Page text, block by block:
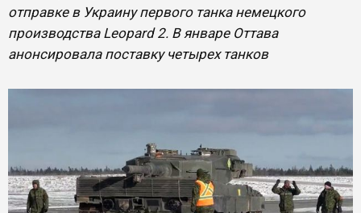
отправке в Украину первого танка немецкого
производства Leopard 2. В январе Оттава
анонсировала поставку четырех танков